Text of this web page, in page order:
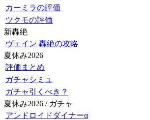
カーミラの評価
ツクモの評価
新轟絶
ヴェイン 轟絶の攻略
夏休み2026
評価まとめ
ガチャシミュ
ガチャ引くべき？
夏休み2026 / ガチャ
アンドロイドダイナーα